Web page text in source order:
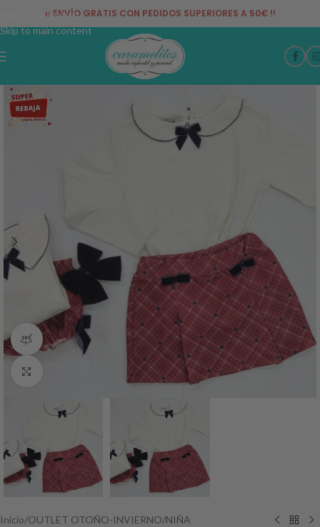
Skip to navigation
Skip to main content
¡¡ ENVÍO GRATIS CON PEDIDOS SUPERIORES A 50€ !!
-54%
360 vista del producto
Haga Click para agrandar
Inicio/OUTLET OTOÑO-INVIERNO/NIÑA